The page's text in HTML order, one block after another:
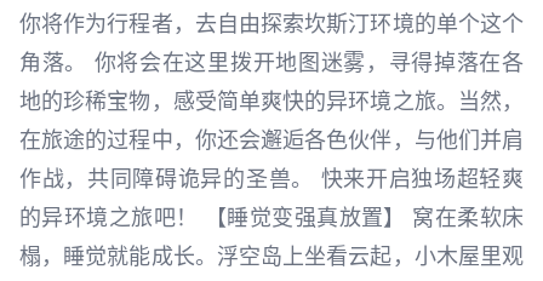
你将作为行程者，去自由探索坎斯汀环境的单个这个
角落。 你将会在这里拨开地图迷雾，寻得掉落在各
地的珍稀宝物，感受简单爽快的异环境之旅。当然，
在旅途的过程中，你还会邂逅各色伙伴，与他们并肩
作战，共同障碍诡异的圣兽。 快来开启独场超轻爽
的异环境之旅吧！ 【睡觉变强真放置】 窝在柔软床
榻，睡觉就能成长。浮空岛上坐看云起，小木屋里观